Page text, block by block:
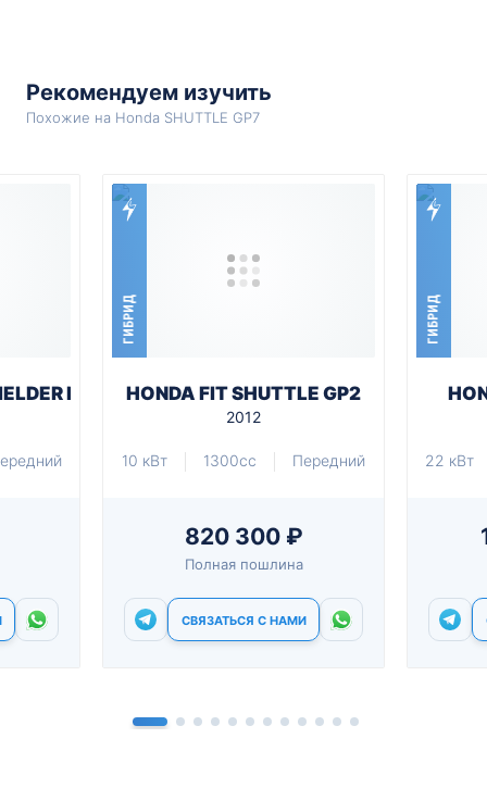
Рекомендуем изучить
Похожие на Honda SHUTTLE GP7
NKE165G
ГИБРИД
HONDA FIT SHUTTLE GP2
2012
10 кВт 1300cc Передний
820 300 ₽
Полная пошлина
СВЯЗАТЬСЯ С НАМИ
ГИБРИД
22 кВт